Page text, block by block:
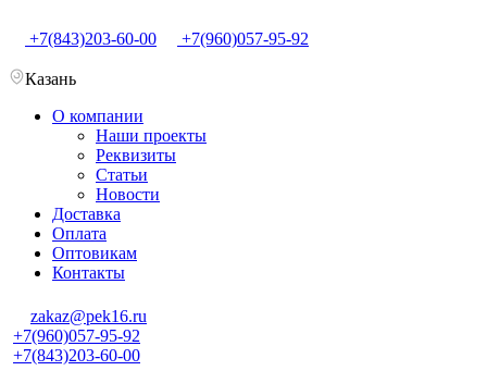
+7(843)203-60-00 +7(960)057-95-92
Казань
О компании
Наши проекты
Реквизиты
Статьи
Новости
Доставка
Оплата
Оптовикам
Контакты
zakaz@pek16.ru
+7(960)057-95-92
+7(843)203-60-00